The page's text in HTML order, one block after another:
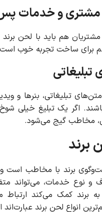
مشتری و خدمات
هم باید با لحن
برای ساخت تجربه خوب
تبلیغاتی، بنرها و
اگر یک تبلیغ خیلی
مخاطب گیج می‌شود.
برند
برند با مخاطب است
و نوع خدمات، می‌تواند
برند کمک می‌کند ارتباط
انواع لحن برند عبارت‌اند